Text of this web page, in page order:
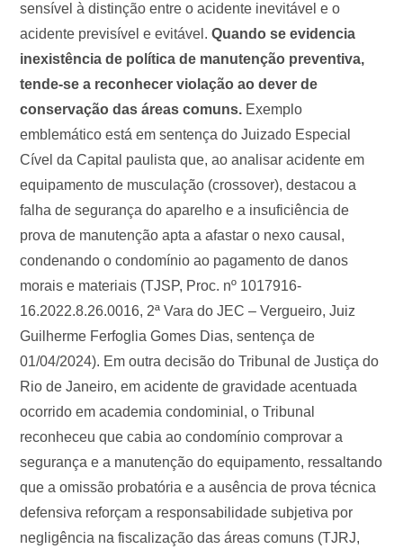
sensível à distinção entre o acidente inevitável e o
acidente previsível e evitável.Quando se evidencia
inexistência de política de manutenção preventiva,
tende-se a reconhecer violação ao dever de
conservação das áreas comuns. Exemplo
emblemático está em sentença do Juizado Especial
Cível da Capital paulista que, ao analisar acidente em
equipamento de musculação (crossover), destacou a
falha de segurança do aparelho e a insuficiência de
prova de manutenção apta a afastar o nexo causal,
condenando o condomínio ao pagamento de danos
morais e materiais (TJSP, Proc. nº 1017916-
16.2022.8.26.0016, 2ª Vara do JEC – Vergueiro, Juiz
Guilherme Ferfoglia Gomes Dias, sentença de
01/04/2024). Em outra decisão do Tribunal de Justiça do
Rio de Janeiro, em acidente de gravidade acentuada
ocorrido em academia condominial, o Tribunal
reconheceu que cabia ao condomínio comprovar a
segurança e a manutenção do equipamento, ressaltando
que a omissão probatória e a ausência de prova técnica
defensiva reforçam a responsabilidade subjetiva por
negligência na fiscalização das áreas comuns (TJRJ,